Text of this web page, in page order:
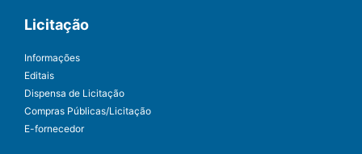
Licitação
Informações
Editais
Dispensa de Licitação
Compras Públicas/Licitação
E-fornecedor